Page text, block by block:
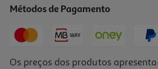
Métodos de Pagamento
Os preços dos produtos